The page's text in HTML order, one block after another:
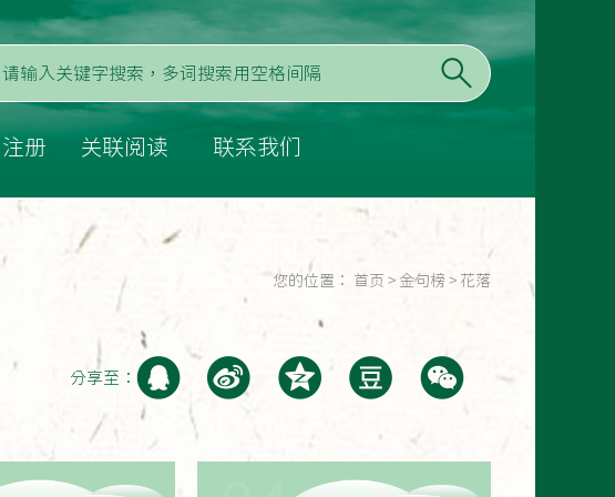
注册 关联阅读 联系我们
您的位置： 首页 > 金句榜 > 花落
分享至：